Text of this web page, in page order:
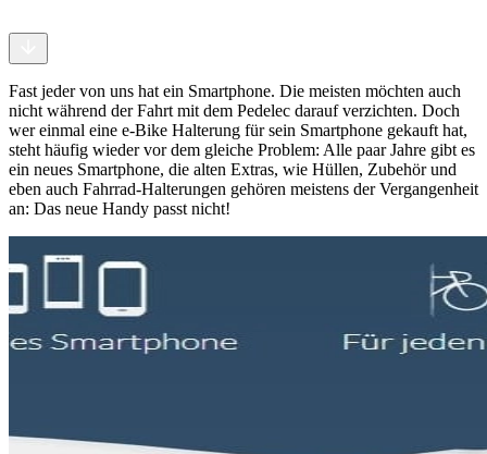
Fast jeder von uns hat ein Smartphone. Die meisten möchten auch
nicht während der Fahrt mit dem Pedelec darauf verzichten. Doch
wer einmal eine e-Bike Halterung für sein Smartphone gekauft hat,
steht häufig wieder vor dem gleiche Problem: Alle paar Jahre gibt es
ein neues Smartphone, die alten Extras, wie Hüllen, Zubehör und
eben auch Fahrrad-Halterungen gehören meistens der Vergangenheit
an: Das neue Handy passt nicht!